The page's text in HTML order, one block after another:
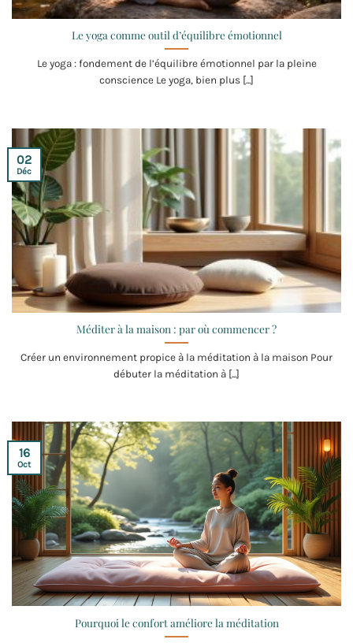
Le yoga comme outil d’équilibre émotionnel
Le yoga : fondement de l’équilibre émotionnel par la pleine
conscience Le yoga, bien plus [...]
Méditer à la maison : par où commencer ?
Créer un environnement propice à la méditation à la maison Pour
débuter la méditation à [...]
02
Déc
Pourquoi le confort améliore la méditation
16
Oct